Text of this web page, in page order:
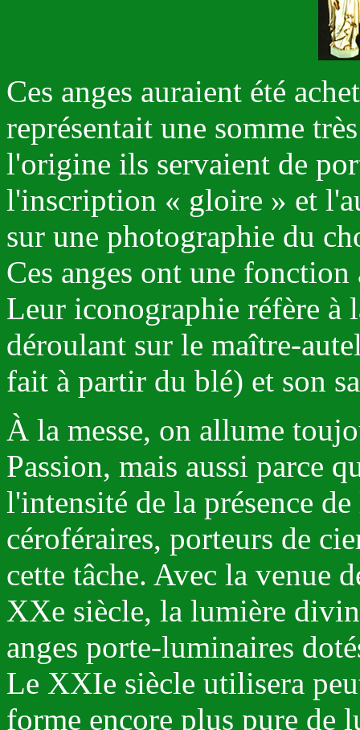
Ces anges auraient été
représentait une somme
l'origine ils servaient de
l'inscription « gloire » et
sur une photographie du
Ces anges ont une
Leur iconographie réfère à
déroulant sur le maître-
fait à partir du blé) et son
À la messe, on allume
Passion, mais aussi parce
l'intensité de la présence
céroféraires, porteurs de
cette tâche. Avec la venue
XXe siècle, la lumière
anges porte-luminaires
Le XXIe siècle utilisera
forme encore plus pure de